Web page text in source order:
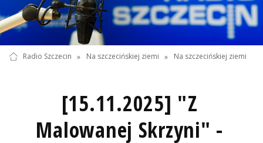
Radio Szczecin » Na szczecińskiej ziemi » Na szczecińskiej ziemi
[15.11.2025] "Z
Malowanej Skrzyni" -